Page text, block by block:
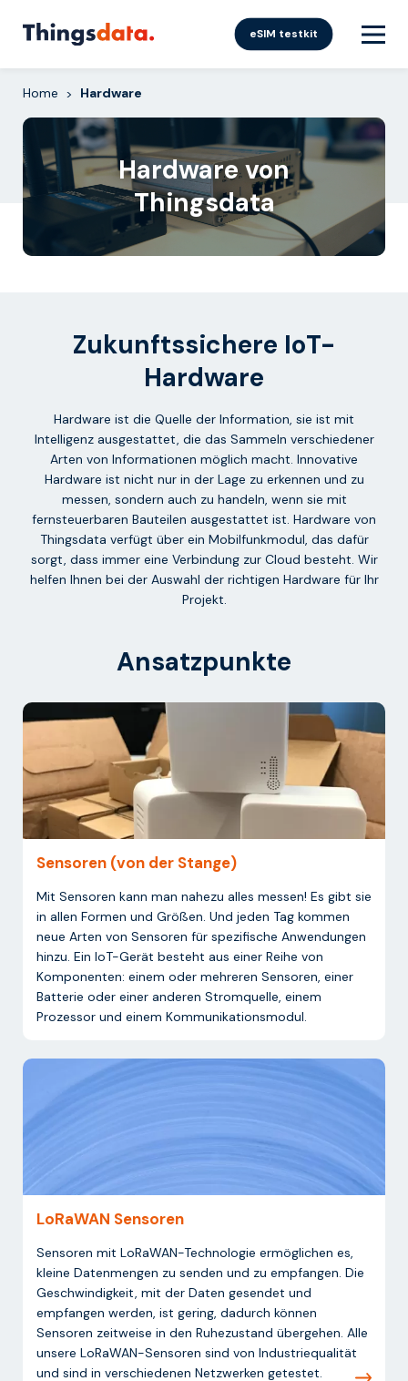
eSIM testkit
Home > Hardware
Hardware von
Thingsdata
Zukunftssichere IoT-
Hardware
Hardware ist die Quelle der Information, sie ist mit
Intelligenz ausgestattet, die das Sammeln verschiedener
Arten von Informationen möglich macht. Innovative
Hardware ist nicht nur in der Lage zu erkennen und zu
messen, sondern auch zu handeln, wenn sie mit
fernsteuerbaren Bauteilen ausgestattet ist. Hardware von
Thingsdata verfügt über ein Mobilfunkmodul, das dafür
sorgt, dass immer eine Verbindung zur Cloud besteht. Wir
helfen Ihnen bei der Auswahl der richtigen Hardware für Ihr
Projekt.
Ansatzpunkte
Sensoren (von der Stange)
Mit Sensoren kann man nahezu alles messen! Es gibt sie
in allen Formen und Größen. Und jeden Tag kommen
neue Arten von Sensoren für spezifische Anwendungen
hinzu. Ein IoT-Gerät besteht aus einer Reihe von
Komponenten: einem oder mehreren Sensoren, einer
Batterie oder einer anderen Stromquelle, einem
Prozessor und einem Kommunikationsmodul.
LoRaWAN Sensoren
Sensoren mit LoRaWAN-Technologie ermöglichen es,
kleine Datenmengen zu senden und zu empfangen. Die
Geschwindigkeit, mit der Daten gesendet und
empfangen werden, ist gering, dadurch können
Sensoren zeitweise in den Ruhezustand übergehen. Alle
unsere LoRaWAN-Sensoren sind von Industriequalität
und sind in verschiedenen Netzwerken getestet.